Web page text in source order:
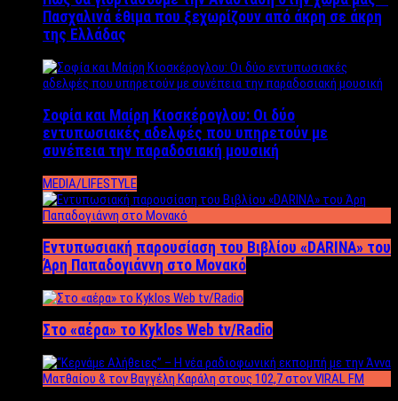
Πασχαλινά έθιμα που ξεχωρίζουν από άκρη σε άκρη
της Ελλάδας
Σοφία και Μαίρη Κιοσκέρογλου: Οι δύο
εντυπωσιακές αδελφές που υπηρετούν με
συνέπεια την παραδοσιακή μουσική
MEDIA/LIFESTYLE
Εντυπωσιακή παρουσίαση του Βιβλίου «DARINA» του
Άρη Παπαδογιάννη στο Μονακό
Στο «αέρα» το Kyklos Web tv/Radio